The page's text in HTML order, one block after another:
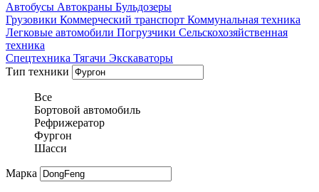
Автобусы Автокраны Бульдозеры
Грузовики Коммерческий транспорт Коммунальная техника
Легковые автомобили Погрузчики Сельскохозяйственная
техника
Спецтехника Тягачи Экскаваторы
Тип техники
Все
Бортовой автомобиль
Рефрижератор
Фургон
Шасси
Марка